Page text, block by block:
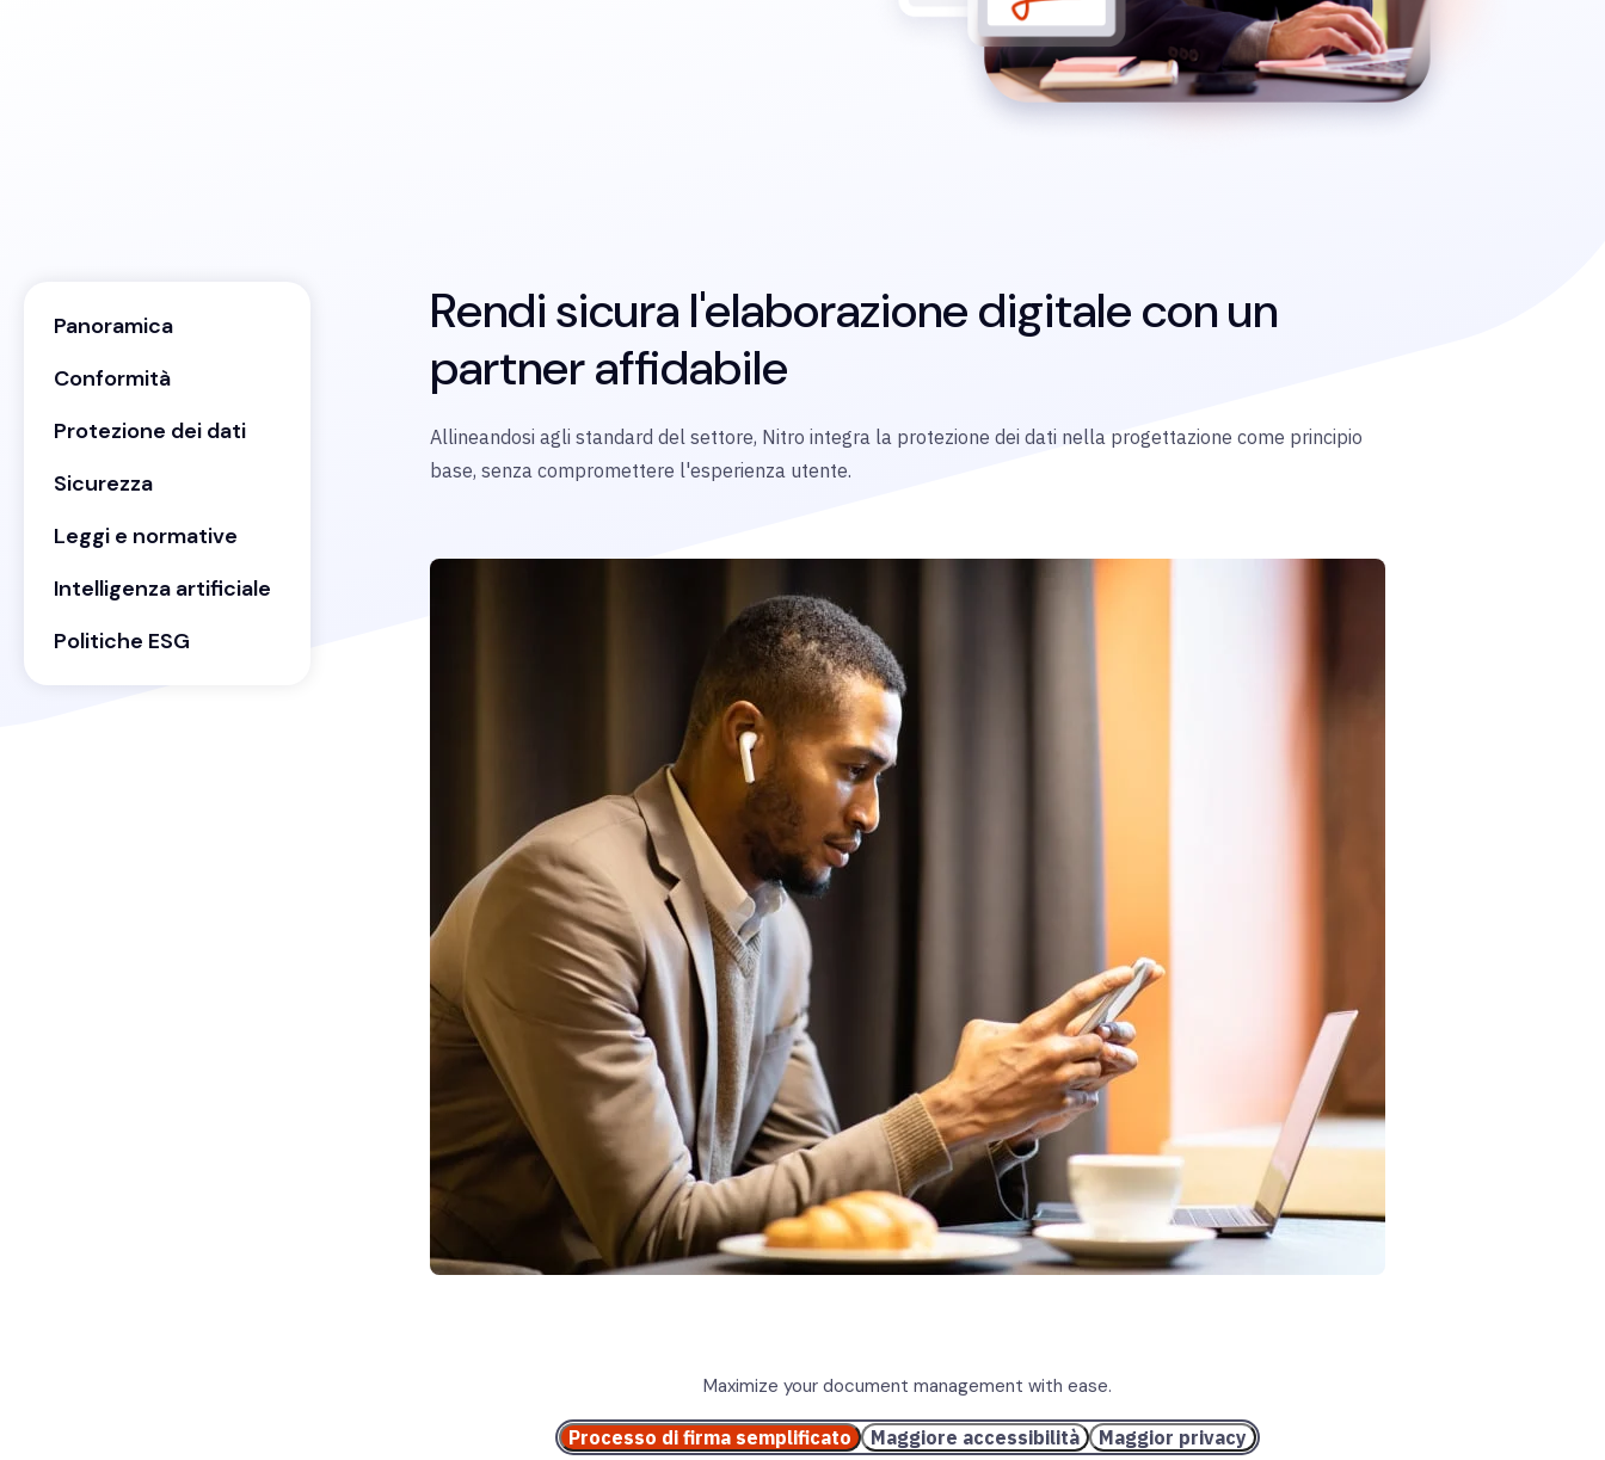
Panoramica
Conformità
Protezione dei dati
Sicurezza
Leggi e normative
Intelligenza artificiale
Politiche ESG
Rendi sicura l'elaborazione digitale con un
partner affidabile
Allineandosi agli standard del settore, Nitro integra la protezione dei dati nella progettazione come principio
base, senza compromettere l'esperienza utente.
Maximize your document management with ease.
Processo di firma semplificato Maggiore accessibilità Maggior privacy